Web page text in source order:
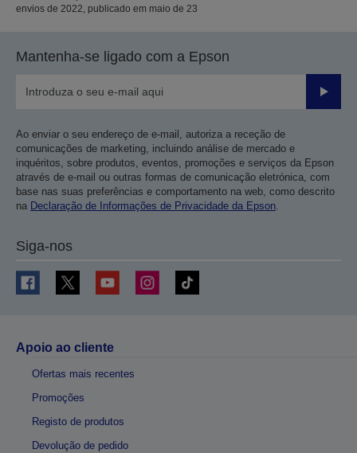
envios de 2022, publicado em maio de 23
Mantenha-se ligado com a Epson
Enviar
Ao enviar o seu endereço de e-mail, autoriza a receção de
comunicações de marketing, incluindo análise de mercado e
inquéritos, sobre produtos, eventos, promoções e serviços da Epson
através de e-mail ou outras formas de comunicação eletrónica, com
base nas suas preferências e comportamento na web, como descrito
na Declaração de Informações de Privacidade da Epson.
Siga-nos
Apoio ao cliente
Ofertas mais recentes
Promoções
Registo de produtos
Devolução de pedido